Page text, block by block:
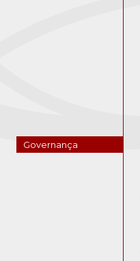
Governança